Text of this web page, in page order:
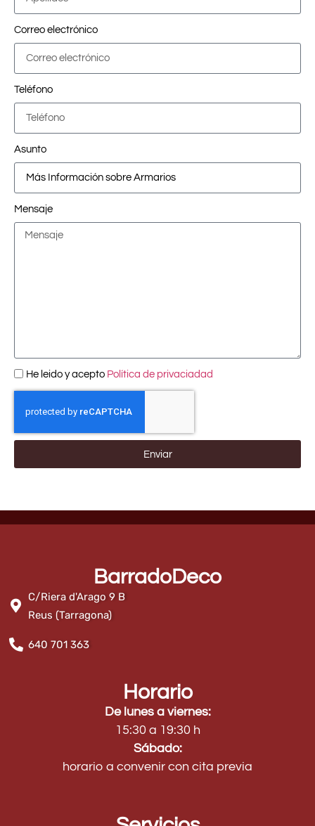
Correo electrónico
Teléfono
Asunto
Mensaje
He leido y acepto Política de privaciadad
Enviar
BarradoDeco
C/Riera d'Arago 9 B
Reus (Tarragona)
640 701 363
Horario
De lunes a viernes:
15:30 a 19:30 h
Sábado:
horario a convenir con cita previa